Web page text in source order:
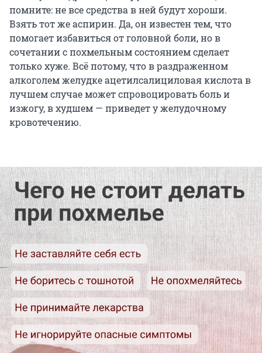
помните: не все средства в ней будут хороши.
Взять тот же аспирин. Да, он известен тем, что
помогает избавиться от головной боли, но в
сочетании с похмельным состоянием сделает
только хуже. Всё потому, что в раздраженном
алкоголем желудке ацетилсалициловая кислота в
лучшем случае может спровоцировать боль и
изжогу, в худшем — приведет у желудочному
кровотечению.